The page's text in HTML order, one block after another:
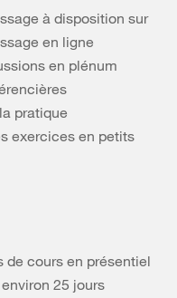
à disposition sur
en ligne
en plénum
pratique
exercices en petits
de cours en présentiel
25 jours